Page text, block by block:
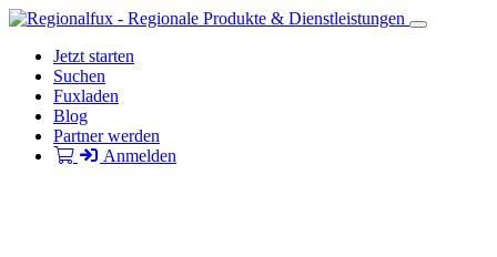
Jetzt starten
Suchen
Fuxladen
Blog
Partner werden
Anmelden